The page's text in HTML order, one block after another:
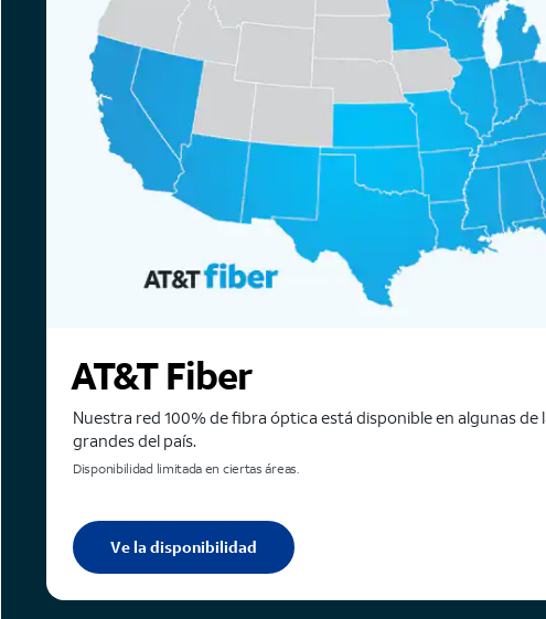
AT&T Fiber
Nuestra red 100% de fibra óptica está disponible en algunas de
grandes del país.
Disponibilidad limitada en ciertas áreas.
Ve la disponibilidad